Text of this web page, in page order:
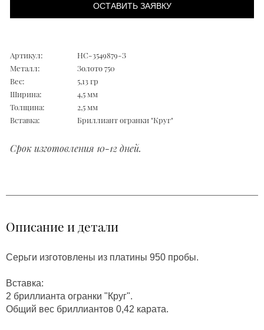
ОСТАВИТЬ ЗАЯВКУ
Артикул:
НС-3549879-З
Металл:
Золото 750
Вес:
5,13 гр
Ширина:
4,5 мм
Толщина:
2,5 мм
Вставка:
Бриллиант огранки "Круг"
Срок изготовления 10-12 дней.
Описание и детали
Серьги изготовлены из платины 950 пробы.
Вставка:
2 бриллианта огранки "Круг".
Общий вес бриллиантов 0,42 карата.